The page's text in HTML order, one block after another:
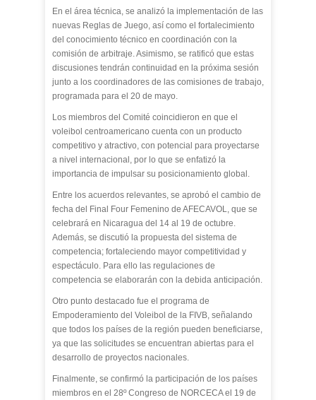
En el área técnica, se analizó la implementación de las
nuevas Reglas de Juego, así como el fortalecimiento
del conocimiento técnico en coordinación con la
comisión de arbitraje. Asimismo, se ratificó que estas
discusiones tendrán continuidad en la próxima sesión
junto a los coordinadores de las comisiones de trabajo,
programada para el 20 de mayo.
Los miembros del Comité coincidieron en que el
voleibol centroamericano cuenta con un producto
competitivo y atractivo, con potencial para proyectarse
a nivel internacional, por lo que se enfatizó la
importancia de impulsar su posicionamiento global.
Entre los acuerdos relevantes, se aprobó el cambio de
fecha del Final Four Femenino de AFECAVOL, que se
celebrará en Nicaragua del 14 al 19 de octubre.
Además, se discutió la propuesta del sistema de
competencia; fortaleciendo mayor competitividad y
espectáculo. Para ello las regulaciones de
competencia se elaborarán con la debida anticipación.
Otro punto destacado fue el programa de
Empoderamiento del Voleibol de la FIVB, señalando
que todos los países de la región pueden beneficiarse,
ya que las solicitudes se encuentran abiertas para el
desarrollo de proyectos nacionales.
Finalmente, se confirmó la participación de los países
miembros en el 28º Congreso de NORCECA el 19 de